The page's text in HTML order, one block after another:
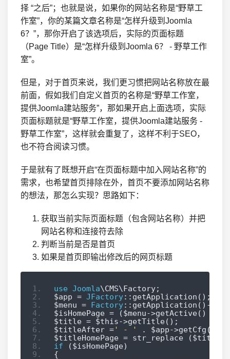
择 “之后”；也就是说，如果你的网站名称是“野草工
作室”，你的某篇文章名称是“怎样升级到Joomla
6？”，那你开启了该选项后，实际的页面标题
（Page Title）是“怎样升级到Joomla 6？ - 野草工作
室”。
但是，对于首页来说，我们更习惯把网站名称放在最
前面，假如我们自定义首页的名称是“野草工作室，
提供Joomla建站服务”，那如果开启上面选项，实际
页面标题就是“野草工作室，提供Joomla建站服务 -
野草工作室”，这样就会重复了，这样不利于SEO，
也不符合阅读习惯。
于是就有了既想开启“在页面标题中加入网站名称”的
需求，也希望首页排除在外，首页不要添加网站名称
的想法，那怎么实现？思路如下：
获取当前实际页面标题（包含网站名称）并把
网站名称和连接符去除
判断当前是否是首页
如果是首页即输出修改后的网页标题
use Joomla\CMS\Factory;
$app = JFactory:: getApplication ();
$menu = Factory:: getApplication ()->
$isHomePage = ($menu->getActive ()
$title = $this->getTitle ();
$titleAfter =' - ' . $app->getCfg (
$titleHomePage = str_replace (
if
($isHomePage)
{